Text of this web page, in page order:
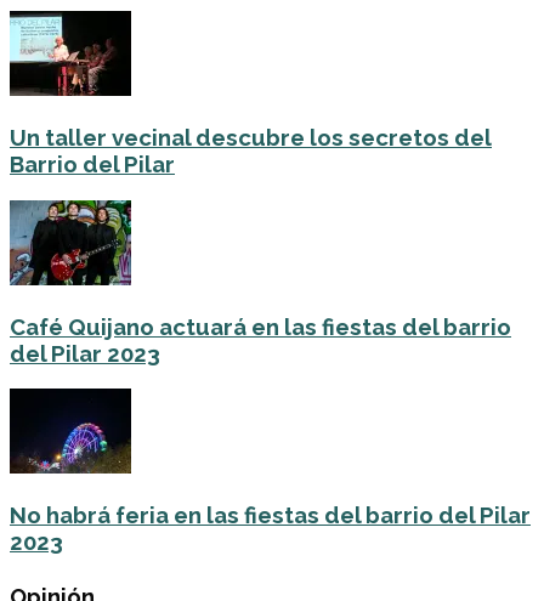
Un taller vecinal descubre los secretos del
Barrio del Pilar
Café Quijano actuará en las fiestas del barrio
del Pilar 2023
No habrá feria en las fiestas del barrio del Pilar
2023